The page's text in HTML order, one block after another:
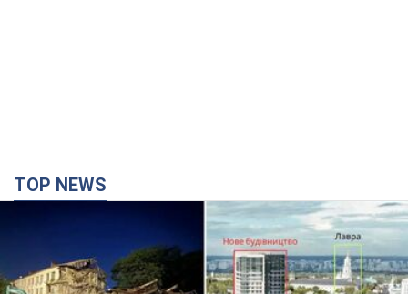
Киево-Печерскую лавру закроют 80-метровым
"монстром"? Почему киевские власти
отказались остановить строительство